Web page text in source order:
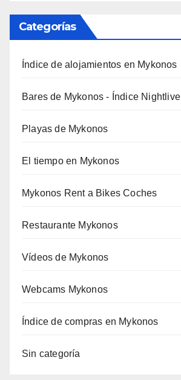
Categorías
Índice de alojamientos en Mykonos
Bares de Mykonos - Índice Nightlive
Playas de Mykonos
El tiempo en Mykonos
Mykonos Rent a Bikes Coches
Restaurante Mykonos
Vídeos de Mykonos
Webcams Mykonos
Índice de compras en Mykonos
Sin categoría